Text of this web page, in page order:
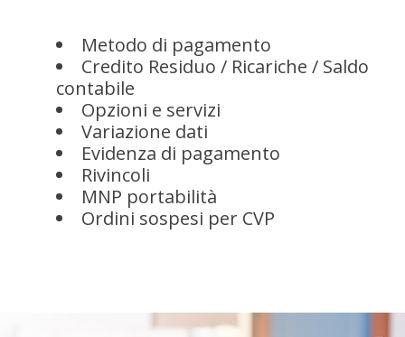
Metodo di pagamento
Credito Residuo / Ricariche / Saldo
contabile
Opzioni e servizi
Variazione dati
Evidenza di pagamento
Rivincoli
MNP portabilità
Ordini sospesi per CVP